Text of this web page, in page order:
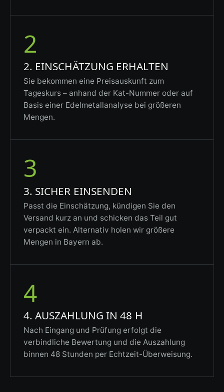
2
2. EINSCHÄTZUNG ERHALTEN
Sie bekommen eine Preisauskunft zum
Tageskurs – anhand der Kat-Nummer oder auf
Basis einer Edelmetallanalyse bei größeren
Mengen.
3
3. SICHER EINSENDEN
Passt die Einschätzung, kündigen Sie den
Versand kurz an und schicken das Teil gut
verpackt ein. Alternativ holen wir größere
Mengen in Bayern ab.
4
4. AUSZAHLUNG IN 48 H
Nach Eingang und Prüfung erfolgt die
verbindliche Bewertung und die Auszahlung
binnen 48 Stunden per Echtzeit-Überweisung.